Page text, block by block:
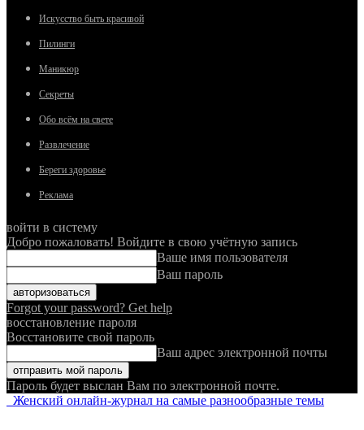
Искусство быть красивой
Пилинги
Маникюр
Секреты
Обо всём на свете
Развлечение
Береги здоровье
Реклама
войти в систему
Добро пожаловать! Войдите в свою учётную запись
Ваше имя пользователя
Ваш пароль
Forgot your password? Get help
восстановление пароля
Восстановите свой пароль
Ваш адрес электронной почты
Пароль будет выслан Вам по электронной почте.
Женский онлайн-журнал на самые разнообразные темы